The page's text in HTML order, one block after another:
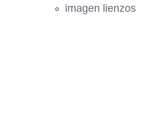
imagen lienzos